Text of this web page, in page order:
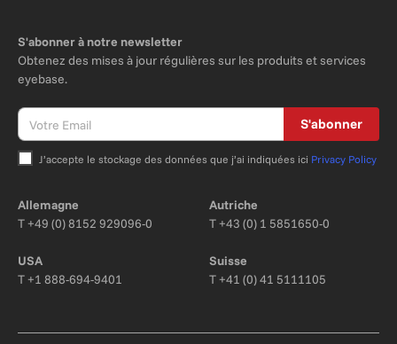
S'abonner à notre newsletter
Obtenez des mises à jour régulières sur les produits et services
eyebase.
S'abonner
J’accepte le stockage des données que j’ai indiquées ici Privacy Policy
Allemagne
T+49 (0) 8152 929096-0
Autriche
T+43 (0) 1 5851650-0
USA
T+1 888-694-9401
Suisse
T+41 (0) 41 5111105